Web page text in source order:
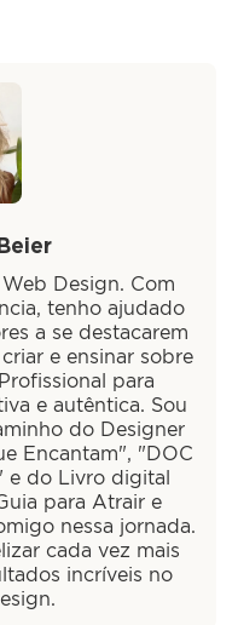
Design. Com
tenho ajudado
a se destacarem
e ensinar sobre
para
e autêntica. Sou
do Designer
Encantam", "DOC
e do Livro digital
para Atrair e
nessa jornada.
cada vez mais
incríveis no